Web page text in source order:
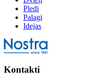
Pledi
Palagi
Idejas
Kontakti